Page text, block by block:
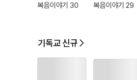
복음이야기 30
복음이야기 29
기독교 신규